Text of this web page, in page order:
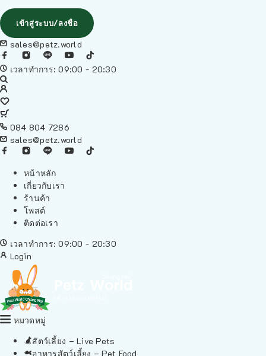
เข้าสู่ระบบ/ลงชื่อ
sales@petz.world
เวลาทำการ: 09:00 - 20:30
084 804 7286
sales@petz.world
หน้าหลัก
เกี่ยวกับเรา
ร้านค้า
โพสต์
ติดต่อเรา
เวลาทำการ: 09:00 - 20:30
Login
หมวดหมู่
สัตว์เลี้ยง – Live Pets
อาหารสัตว์เลี้ยง – Pet Food